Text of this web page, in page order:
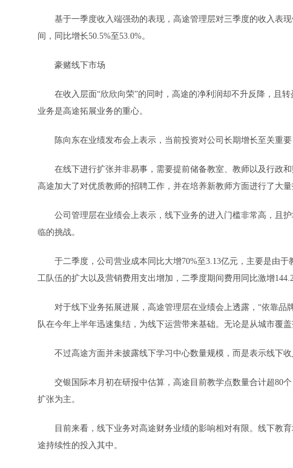
基于一季度收入端强劲的表现，高途管理层对三季度的收入表现
间，同比增长50.5%至53.0%。
豪赌线下市场
在收入层面“欣欣向荣”的同时，高途的净利润却不升反降，且转
业务是高途拓展业务的重心。
陈向东在业绩发布会上表示，当前投资对公司长期增长至关重要
在线下进行扩张并非易事，需要提前储备教室、教师以及行政和
高途加大了对优质教师的招聘工作，并在培养新教师方面进行了大量
公司管理层在业绩会上表示，线下业务的进入门槛非常高，且护
临的挑战。
于二季度，公司营业成本同比大增70%至3.13亿元，主要是由于
工队伍的扩大以及营销费用支出增加，二季度期间费用同比激增
对于线下业务拓展进展，高途管理层在业绩会上透露，“依靠品
队在今年上半年迅速集结，为线下运营带来基础。无论是从城市覆
不过高途方面并未披露线下学习中心数量规模，而是表示线下收
交银国际本月初在研报中估算，高途目前教学点数量合计超80个
扩张为主。
目前来看，线下业务对高途财务业绩的影响相对有限。线下教育
途持续性的投入其中。